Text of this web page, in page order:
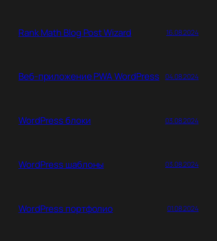
Rank Math Blog Post Wizard 16.08.2024
Веб-приложение PWA WordPress 04.08.2024
WordPress блоки 03.08.2024
WordPress шаблоны 03.08.2024
WordPress портфолио 01.08.2024